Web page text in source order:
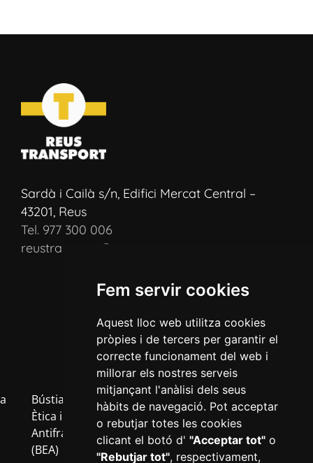
Fem servir cookies
Aquest lloc web utilitza cookies
pròpies i de tercers per garantir el
correcte funcionament del web i
millorar els nostres serveis
mitjançant l'anàlisi dels seus
hàbits de navegació. Pot acceptar
o rebutjar totes les cookies
clicant el botó d' "Acceptar tot"o
"Rebutjar tot", respectivament,
Sardà i Cailà s/n, Edifici Mercat Central –
43201, Reus
Tel. 977 300 006
reustransport@reustransport.cat
Bústia
Ètica i
Antifrau
(BEA)
Política
de
privacitat
Política
de
cookies
Avís
Legal